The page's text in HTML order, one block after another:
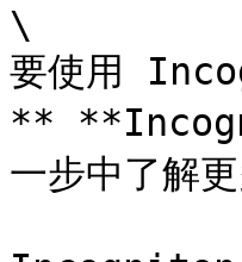
\
要使用
**
一步中了解